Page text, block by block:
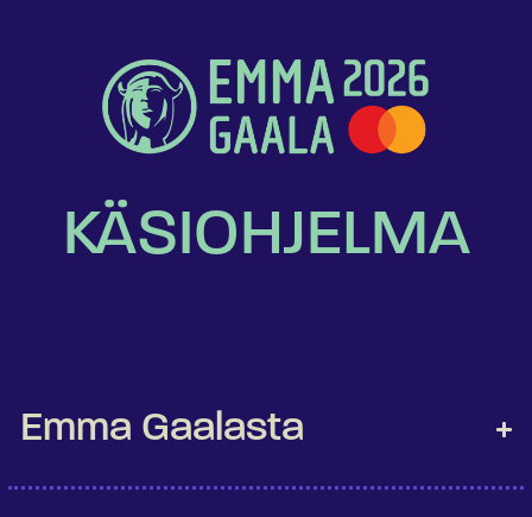
KÄSIOHJELMA
Emma Gaalasta